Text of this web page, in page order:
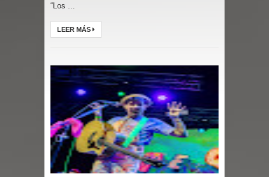
“Los ...
LEER MÁS